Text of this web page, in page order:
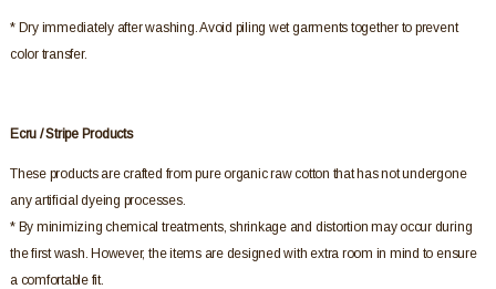
* Dry immediately after washing. Avoid piling wet garments together to prevent
color transfer.
Ecru / Stripe Products
These products are crafted from pure organic raw cotton that has not undergone
any artificial dyeing processes.
* By minimizing chemical treatments, shrinkage and distortion may occur during
the first wash. However, the items are designed with extra room in mind to ensure
a comfortable fit.